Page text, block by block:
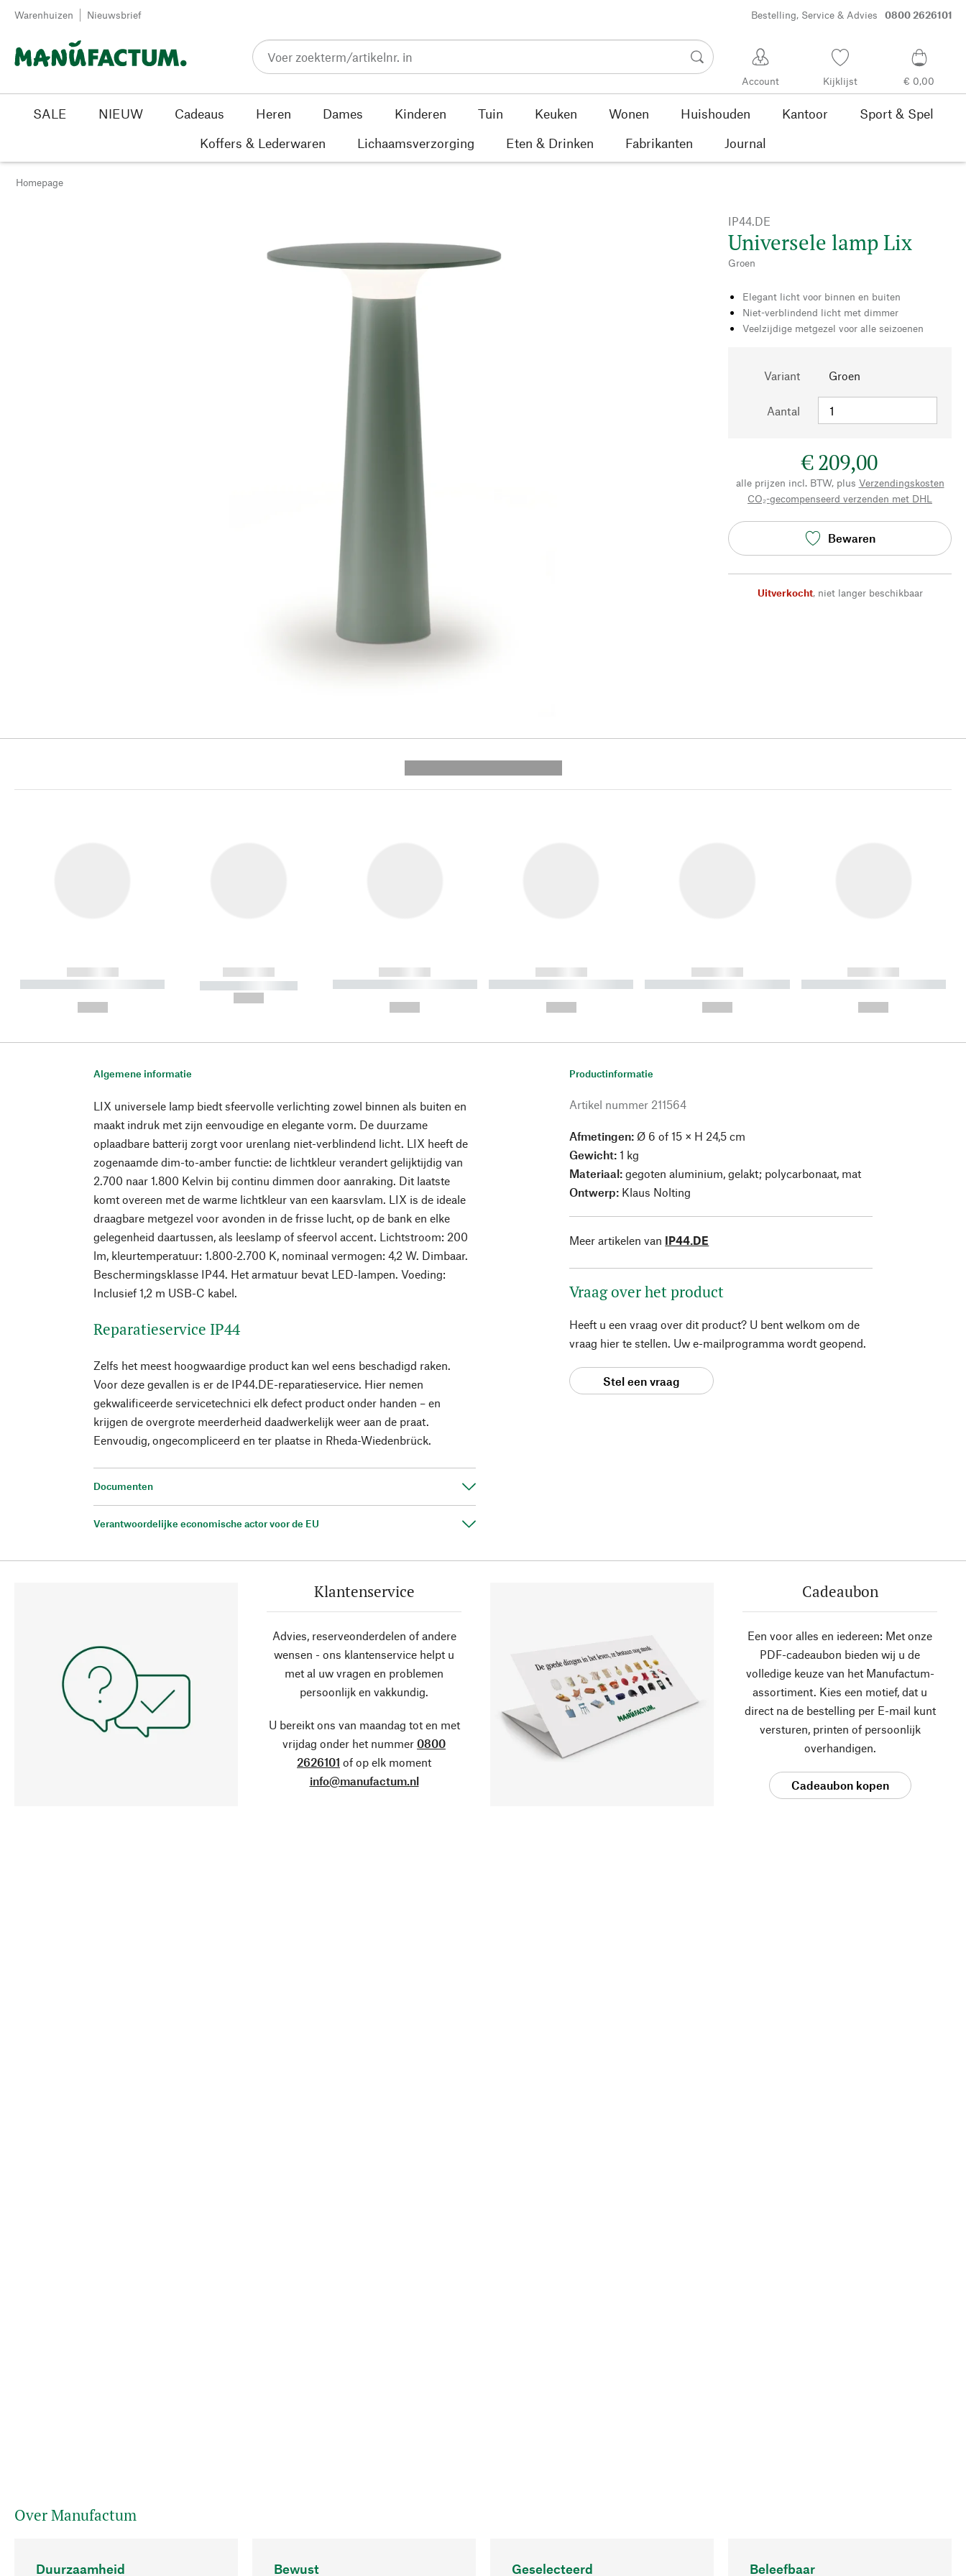
Passer au contenu
Warenhuizen Nieuwsbrief Bestelling, Service & Advies 0800 2626101
Account Kijklijst € 0,00
SALE NIEUW Cadeaus Heren Dames Kinderen Tuin Keuken Wonen Huishouden Kantoor
Sport & Spel
Koffers & Lederwaren
Lichaamsverzorging Eten & Drinken Fabrikanten Journal
Homepage
IP44.DE
Universele lamp Lix
Groen
Elegant licht voor binnen en buiten
Niet-verblindend licht met dimmer
Veelzijdige metgezel voor alle seizoenen
Variant Groen
Aantal
€ 209,00
alle prijzen incl. BTW, plus Verzendingskosten
CO₂-gecompenseerd verzenden met DHL
Bewaren
Uitverkocht, niet langer beschikbaar
------------
----------- ----------- ----------
------------
----------- -----------
------------
----------- ----------- ----------
------------
----------- ----------- ----------
------------
----------- ----------- ----------
------------
----------- ----------- ----------
Algemene informatie
LIX universele lamp biedt sfeervolle verlichting zowel binnen als buiten en
maakt indruk met zijn eenvoudige en elegante vorm. De duurzame
oplaadbare batterij zorgt voor urenlang niet-verblindend licht. LIX heeft de
zogenaamde dim-to-amber functie: de lichtkleur verandert gelijktijdig van
2.700 naar 1.800 Kelvin bij continu dimmen door aanraking. Dit laatste
komt overeen met de warme lichtkleur van een kaarsvlam. LIX is de ideale
draagbare metgezel voor avonden in de frisse lucht, op de bank en elke
gelegenheid daartussen, als leeslamp of sfeervol accent. Lichtstroom: 200
lm, kleurtemperatuur: 1.800-2.700 K, nominaal vermogen: 4,2 W. Dimbaar.
Beschermingsklasse IP44. Het armatuur bevat LED-lampen. Voeding:
Inclusief 1,2 m USB-C kabel.
Reparatieservice IP44
Zelfs het meest hoogwaardige product kan wel eens beschadigd raken.
Voor deze gevallen is er de IP44.DE-reparatieservice. Hier nemen
gekwalificeerde servicetechnici elk defect product onder handen – en
krijgen de overgrote meerderheid daadwerkelijk weer aan de praat.
Eenvoudig, ongecompliceerd en ter plaatse in Rheda-Wiedenbrück.
Documenten
Verantwoordelijke economische actor voor de EU
Productinformatie
Artikel nummer 211564
Afmetingen: Ø 6 of 15 × H 24,5 cm
Gewicht: 1 kg
Materiaal:gegoten aluminium, gelakt; polycarbonaat, mat
Ontwerp: Klaus Nolting
Meer artikelen van IP44.DE
Vraag over het product
Heeft u een vraag over dit product? U bent welkom om de
vraag hier te stellen. Uw e-mailprogramma wordt geopend.
Stel een vraag
Klantenservice
Advies, reserveonderdelen of andere
wensen - ons klantenservice helpt u
met al uw vragen en problemen
persoonlijk en vakkundig.
U bereikt ons van maandag tot en met
vrijdag onder het nummer 0800
2626101 of op elk moment
info@manufactum.nl
Cadeaubon
Een voor alles en iedereen: Met onze
PDF-cadeaubon bieden wij u de
volledige keuze van het Manufactum-
assortiment. Kies een motief, dat u
direct na de bestelling per E-mail kunt
versturen, printen of persoonlijk
overhandigen.
Cadeaubon kopen
Over Manufactum
Duurzaamheid Bewust Geselecteerd Beleefbaar